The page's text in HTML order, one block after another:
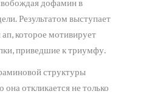
дофамин в
Результатом выступает
которое мотивирует
приведшие к триумфу.
структуры
она откликается не только